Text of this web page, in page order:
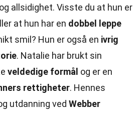
allsidighet. Visste du at hun er
at hun har en dobbel leppe
smil? Hun er også en ivrig
. Natalie har brukt sin
veldedige formål og er en
rettigheter. Hennes
utdanning ved Webber